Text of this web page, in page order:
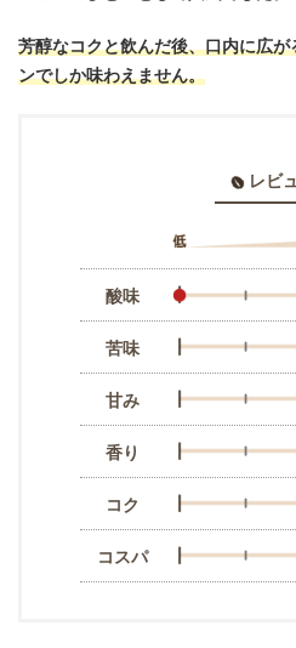
37
澤井珈琲
アイスコーヒーdeマンデリン
芳醇なコクと飲んだ後、口内に広
ンでしか味わえません。
レビ
酸味
苦味
甘み
香り
コク
コスパ